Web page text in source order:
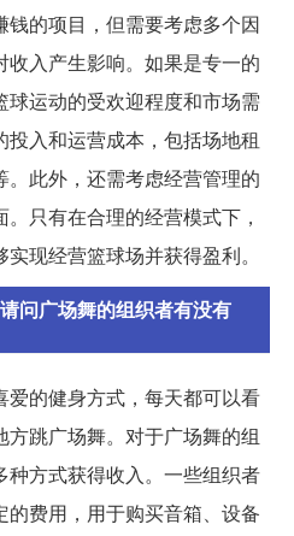
的项目，但需要考虑多个因
入产生影响。如果是专一的
运动的受欢迎程度和市场需
入和运营成本，包括场地租
此外，还需考虑经营管理的
只有在合理的经营模式下，
现经营篮球场并获得盈利。
问广场舞的组织者有没有
爱的健身方式，每天都可以看
跳广场舞。对于广场舞的组
方式获得收入。一些组织者
费用，用于购买音箱、设备